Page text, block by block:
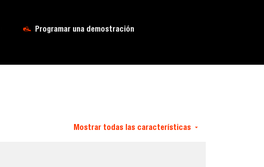
Programar una demostración
Mostrar todas las características